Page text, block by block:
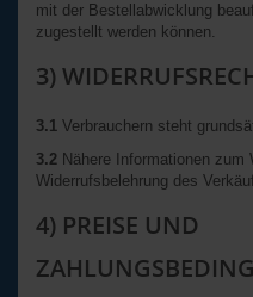
mit der Bestellabwicklung
zugestellt werden können.
3)
3.1 Verbrauchern steht
3.2 Nähere Informationen
Widerrufsbelehrung des
4) PREISE UND